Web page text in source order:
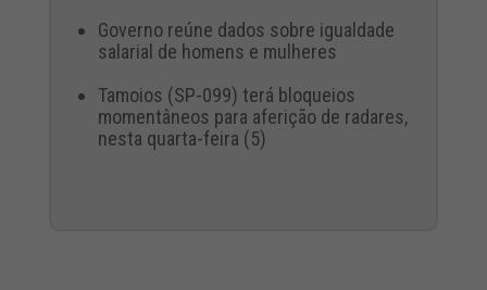
Governo reúne dados sobre igualdade
salarial de homens e mulheres
Tamoios (SP-099) terá bloqueios
momentâneos para aferição de radares,
nesta quarta-feira (5)